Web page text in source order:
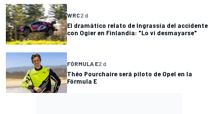
WRC2 d
El dramático relato de Ingrassia del accidente
con Ogier en Finlandia: "Lo vi desmayarse"
FÓRMULA E2 d
Théo Pourchaire será piloto de Opel en la
Fórmula E